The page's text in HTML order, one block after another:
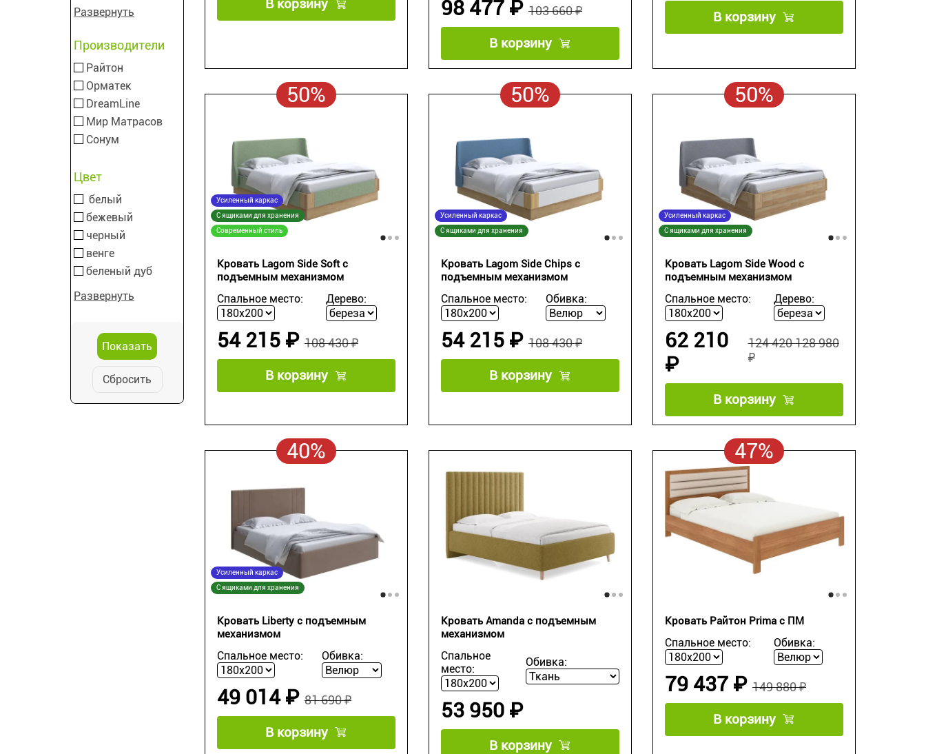
Развернуть
Производители
Райтон
Орматек
DreamLine
Мир Матрасов
Сонум
Цвет
белый
бежевый
черный
венге
беленый дуб
Развернуть
Сбросить
В корзину 103 660 ₽
98 477 ₽
В корзину
В корзину
50%
Усиленный каркас
С ящиками для хранения
Современный стиль
Кровать Lagom Side Soft с
подъемным механизмом
Спальное место: Дерево:
108 430 ₽
54 215 ₽
В корзину
50%
Усиленный каркас
С ящиками для хранения
Кровать Lagom Side Chips с
подъемным механизмом
Спальное место: Обивка:
108 430 ₽
54 215 ₽
В корзину
50%
Усиленный каркас
С ящиками для хранения
Кровать Lagom Side Wood с
подъемным механизмом
Спальное место: Дерево:
124 420 128 980
₽
62 210
₽
В корзину
40%
Усиленный каркас
С ящиками для хранения
Кровать Liberty с подъемным
механизмом
Спальное место: Обивка:
81 690 ₽
49 014 ₽
В корзину
Кровать Amanda с подъемным
механизмом
Спальное
место:
Обивка:
53 950 ₽
В корзину
47%
Кровать Райтон Prima с ПМ
Спальное место: Обивка:
149 880 ₽
79 437 ₽
В корзину